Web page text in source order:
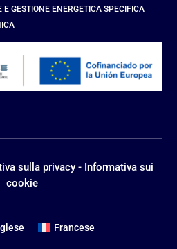
GESTIONE ENERGETICA SPECIFICA
sulla privacy- Informativa sui
cookie
Francese